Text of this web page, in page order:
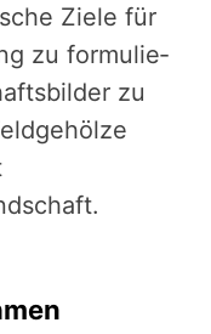
Ziele für
zu formu­lie­
zu